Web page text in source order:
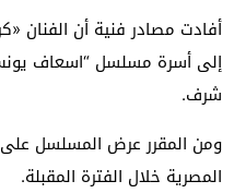
أفادت مصادر فنية أن الفنان
إلى أسرة مسلسل “اسعاف
شرف.
المصرية خلال الفترة المقبلة.